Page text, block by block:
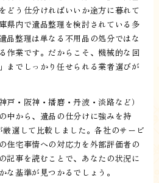
どう仕分ければいいか途方に暮れて
県内で遺品整理を検討されている多
品整理は単なる不用品の処分ではな
作業です。だからこそ、機械的な回
までしっかり任せられる業者選びが
戸・阪神・播磨・丹波・淡路など）
中から、遺品の仕分けに強みを持
選して比較しました。各社のサービ
住宅事情への対応力を外部評価者の
記事を読むことで、あなたの状況に
基準が見つかるでしょう。